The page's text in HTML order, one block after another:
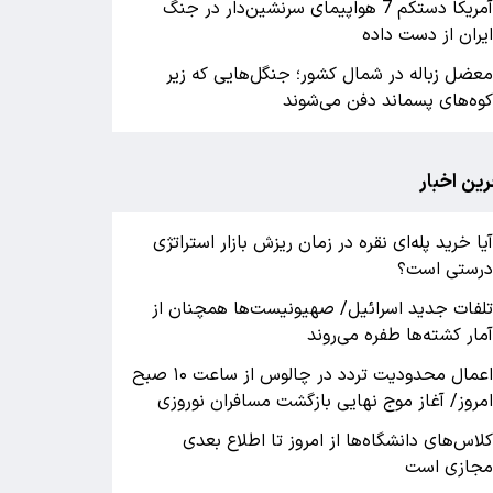
آمریکا دستکم 7 هواپیمای سرنشین‌دار در جنگ
ایران از دست داده
معضل زباله در شمال کشور؛ جنگل‌هایی که زیر
کوه‌های پسماند دفن می‌شوند
اخبار
آیا خرید پله‌ای نقره در زمان ریزش بازار استراتژی
درستی است؟
تلفات جدید اسرائیل/ صهیونیست‌ها همچنان از
آمار کشته‌ها طفره می‌روند
اعمال محدودیت تردد در چالوس از ساعت ۱۰ صبح
امروز/ آغاز موج نهایی بازگشت مسافران نوروزی
کلاس‌های دانشگاه‌ها از امروز تا اطلاع بعدی
مجازی است